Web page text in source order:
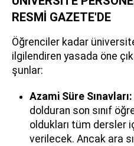
RESMİ GAZETE'DE
Öğrenciler kadar
ilgilendiren yasada öne
şunlar:
Azami Süre Sınavları:
dolduran son sınıf
oldukları tüm dersler
verilecek. Ancak ara